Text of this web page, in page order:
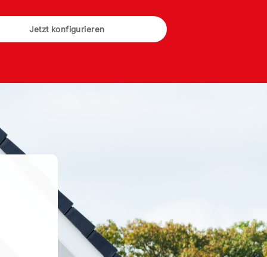
Jetzt konfigurieren